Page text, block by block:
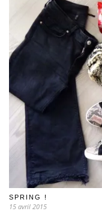
SPRING !
15 avril 2015